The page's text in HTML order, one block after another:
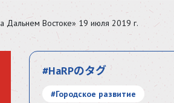
Дальнем Востоке» 19 июля 2019 г.
#HaRPのタグ
#Городское развитие